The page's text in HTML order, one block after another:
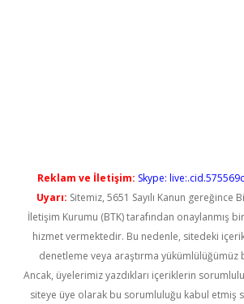
Reklam ve İletişim: Skype:
Uyarı: Sitemiz, 5651 Sayılı Kanun gereğince
İletişim Kurumu (BTK) tarafından onaylanmış
hizmet vermektedir. Bu nedenle, sitedeki
denetleme veya araştırma yükümlülüğümüz
Ancak, üyelerimiz yazdıkları içeriklerin
siteye üye olarak bu sorumluluğu kabul etmiş